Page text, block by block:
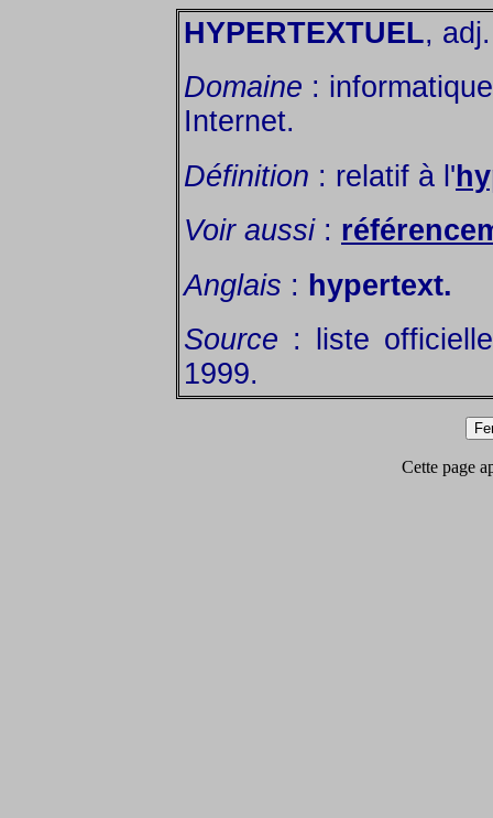
HYPERTEXTUEL, adj.
Domaine :
Internet.
Définition : relatif à l'
Voir aussi:
Anglais : hypertext.
Source : liste
1999.
Cette page